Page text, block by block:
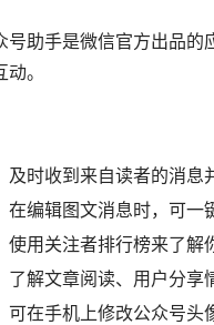
号助手是微信官方出品的
。
及时收到来自读者的消
在编辑图文消息时，可一
使用关注者排行榜来了解
了解文章阅读、用户分享
可在手机上修改公众号头